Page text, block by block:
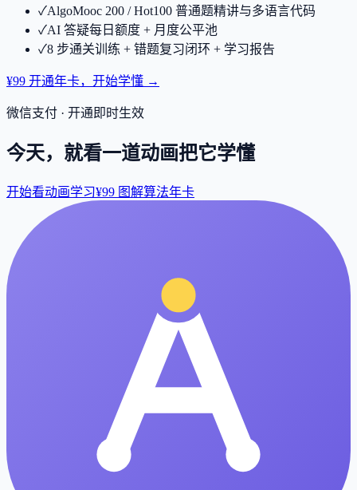
✓AlgoMooc 200 / Hot100 普通题精讲与多语言代码
✓AI 答疑每日额度 + 月度公平池
✓8 步通关训练 + 错题复习闭环 + 学习报告
¥99 开通年卡，开始学懂 →
微信支付 · 开通即时生效
今天，就看一道动画把它学懂
开始看动画学习¥99 图解算法年卡